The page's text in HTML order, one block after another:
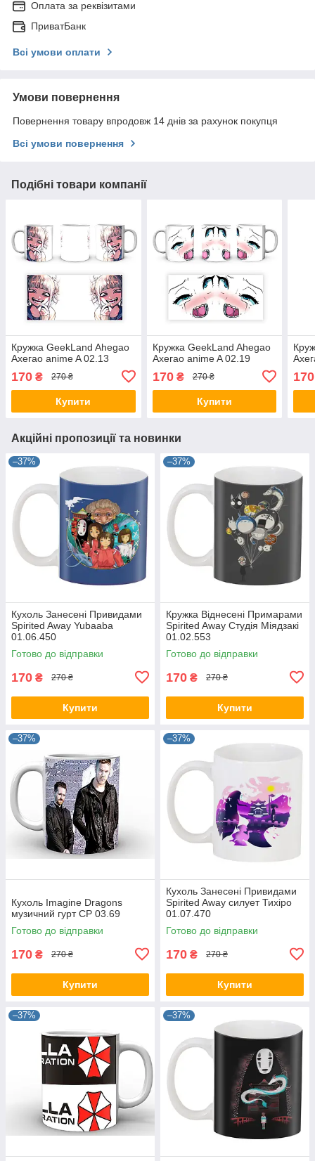
Оплата за реквізитами
ПриватБанк
Всі умови оплати
Умови повернення
Повернення товару впродовж 14 днів за рахунок покупця
Всі умови повернення
Подібні товари компанії
Кружка GeekLand Ahegao
Ахегао anime A 02.13
170 ₴ 270 ₴
Купити
Кружка GeekLand Ahegao
Ахегао anime A 02.19
170₴ 270 ₴
Купити
170
Акційні пропозиції та новинки
–37%
Кухоль Занесені Привидами
Spirited Away Yubaaba
01.06.450
Готово до відправки
170 ₴ 270 ₴
Купити
–37%
Кружка Віднесені Примарами
Spirited Away Студія Міядзакі
01.02.553
Готово до відправки
170 ₴ 270 ₴
Купити
–37%
Кухоль Imagine Dragons
музичний гурт CP 03.69
Готово до відправки
170 ₴ 270 ₴
Купити
–37%
Кухоль Занесені Привидами
Spirited Away силует Тихіро
01.07.470
Готово до відправки
170 ₴ 270 ₴
Купити
–37% –37%